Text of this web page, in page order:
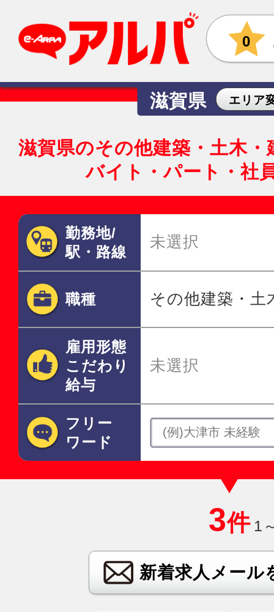
0
滋賀県 エリア
滋賀県のその他建築・土木
バイト・パート・社
勤務地/
駅・路線
未選択
職種 その他建築・土
雇用形態
こだわり
給与
未選択
フリー
ワード
3件 1
新着求人メール